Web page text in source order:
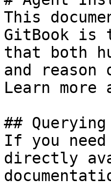
This
GitBook is
that both
and
Learn
##
If you
directly